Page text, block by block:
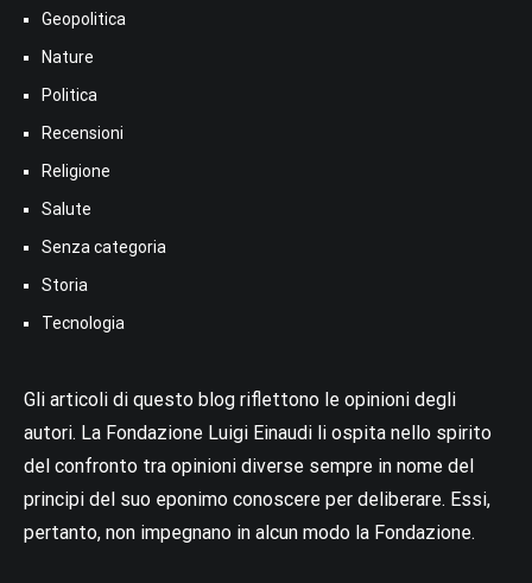
Geopolitica
Nature
Politica
Recensioni
Religione
Salute
Senza categoria
Storia
Tecnologia
Gli articoli di questo blog riflettono le opinioni degli
autori. La Fondazione Luigi Einaudi li ospita nello spirito
del confronto tra opinioni diverse sempre in nome del
principi del suo eponimo conoscere per deliberare. Essi,
pertanto, non impegnano in alcun modo la Fondazione.